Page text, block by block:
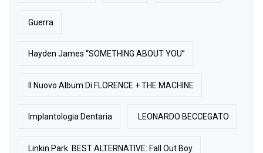
Guerra
Hayden James “SOMETHING ABOUT YOU”
Il Nuovo Album Di FLORENCE + THE MACHINE
Implantologia Dentaria LEONARDO BECCEGATO
Linkin Park. BEST ALTERNATIVE: Fall Out Boy